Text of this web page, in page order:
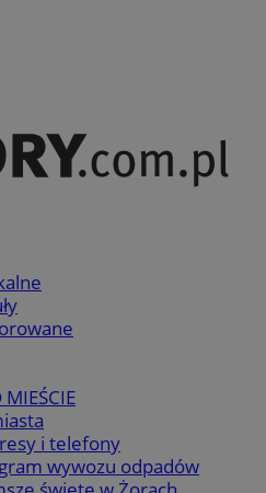
MIEŚCIE
i telefony
wywozu odpadów